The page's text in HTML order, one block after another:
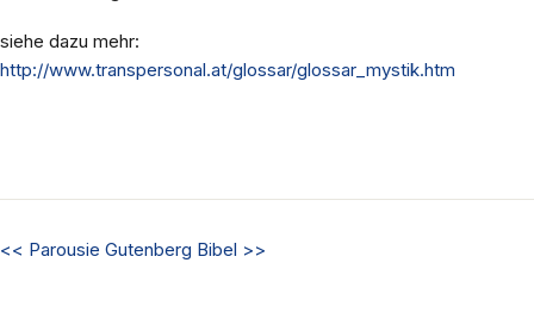
siehe dazu mehr:
http://www.transpersonal.at/glossar/glossar_mystik.htm
<< Parousie Gutenberg Bibel >>